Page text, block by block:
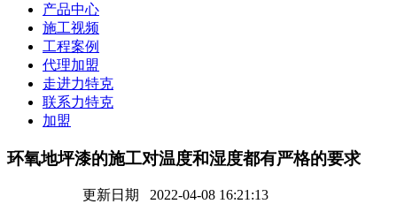
产品中心
施工视频
工程案例
代理加盟
走进力特克
联系力特克
加盟
环氧地坪漆的施工对温度和湿度都有严格的要求
更新日期 2022-04-08 16:21:13